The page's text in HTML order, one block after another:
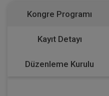
Kongre Programı
Kayıt Detayı
Düzenleme Kurulu